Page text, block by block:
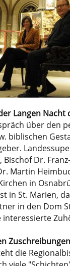
Langen Nacht
über den
biblischen
Dr.
Martin
in
in St. Marien,
in den Dom
interessierte
die